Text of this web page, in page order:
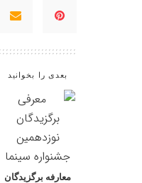
بعدی را بخوانید
معارفه برگزیدگان